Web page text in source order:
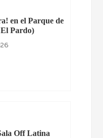
en el Parque de
Pardo)
Off Latina